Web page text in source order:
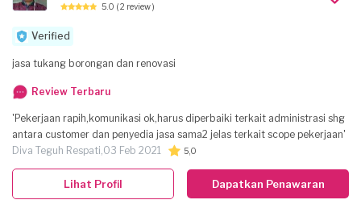
5.0 ( 2 review )
Verified
jasa tukang borongan dan renovasi
Review Terbaru
'Pekerjaan rapih,komunikasi ok,harus diperbaiki terkait administrasi shg
antara customer dan penyedia jasa sama2 jelas terkait scope pekerjaan'
Diva Teguh Respati,03 Feb 2021 5,0
Dapatkan Penawaran
Lihat Profil